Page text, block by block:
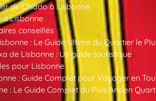
de Chiado à Lisbonne
à Lisbonne
conseillés
: Le Guide Ultime du Quartier le
de Lisbonne : Un guide touristique
pour Lisbonne
: Guide Complet pour Voyager en
: Le Guide Complet du Plus Ancien